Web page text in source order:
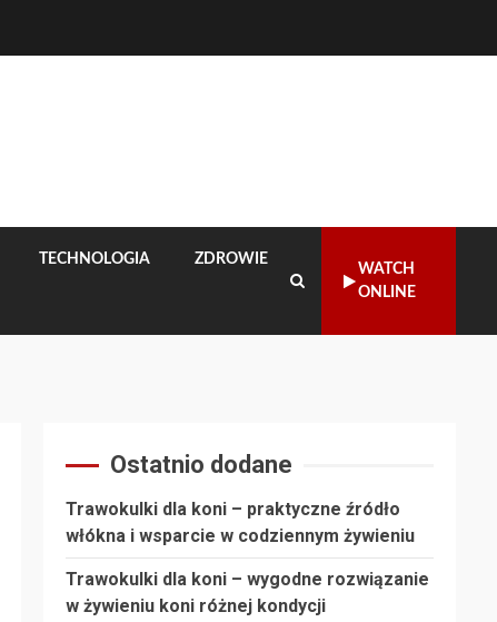
TECHNOLOGIA ZDROWIE
WATCH
ONLINE
Ostatnio dodane
Trawokulki dla koni – praktyczne źródło
włókna i wsparcie w codziennym żywieniu
Trawokulki dla koni – wygodne rozwiązanie
w żywieniu koni różnej kondycji